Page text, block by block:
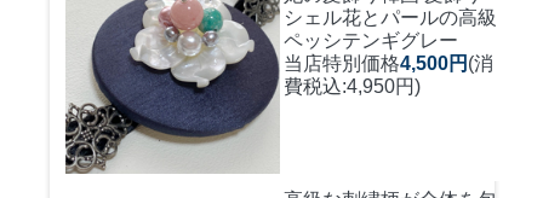
シェル花とパールの高級
ペッシテンギグレー
当店特別価格4,500円 (消
費税込:4,950円)